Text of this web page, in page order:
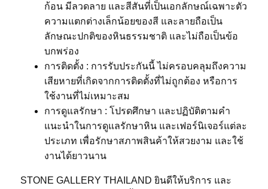
ก้อน มีลวดลาย และสีสันที่เป็นเอกลักษณ์เฉพาะตัว
ความแตกต่างเล็กน้อยของสี และลายถือเป็น
ลักษณะปกติของหินธรรมชาติ และไม่ถือเป็นข้อ
บกพร่อง
การติดตั้ง : การรับประกันนี้ ไม่ครอบคลุมถึงความ
เสียหายที่เกิดจากการติดตั้งที่ไม่ถูกต้อง หรือการ
ใช้งานที่ไม่เหมาะสม
การดูแลรักษา : โปรดศึกษา และปฏิบัติตามคำ
แนะนำในการดูแลรักษาหิน และเฟอร์นิเจอร์แต่ละ
ประเภท เพื่อรักษาสภาพสินค้าให้สวยงาม และใช้
งานได้ยาวนาน
STONE GALLERY THAILAND ยินดีให้บริการ และ